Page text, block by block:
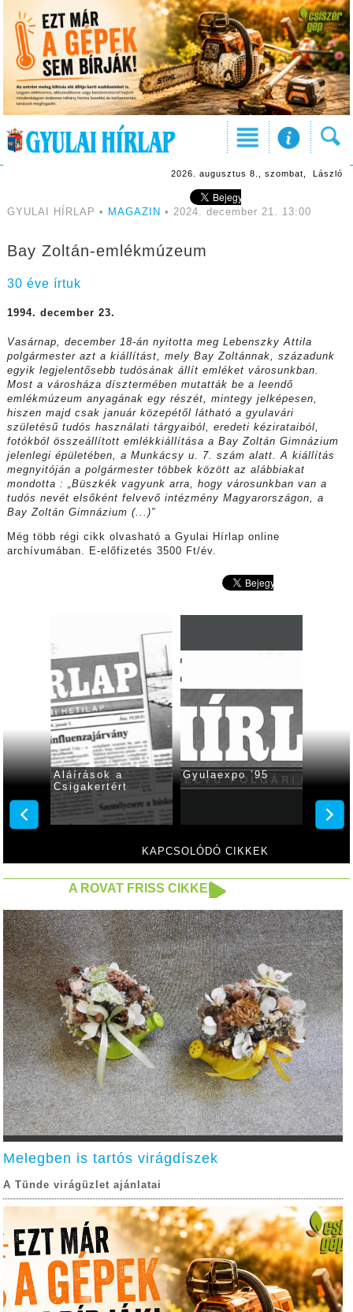
2026. augusztus 8., szombat, László
GYULAI HÍRLAP • MAGAZIN • 2024. december 21. 13:00
Bay Zoltán-emlékmúzeum
30 éve írtuk
1994. december 23.
Vasárnap, december 18-án nyitotta meg Lebenszky Attila
polgármester azt a kiállítást, mely Bay Zoltánnak, századunk
egyik legjelentősebb tudósának állít emléket városunkban.
Most a városháza dísztermében mutatták be a leendő
emlékmúzeum anyagának egy részét, mintegy jelképesen,
hiszen majd csak január közepétől látható a gyulavári
születésű tudós használati tárgyaiból, eredeti kézirataiból,
fotókból összeállított emlékkiállítása a Bay Zoltán Gimnázium
jelenlegi épületében, a Munkácsy u. 7. szám alatt. A kiállítás
megnyitóján a polgármester többek között az alábbiakat
mondotta : „Büszkék vagyunk arra, hogy városunkban van a
tudós nevét elsőként felvevő intézmény Magyarországon, a
Bay Zoltán Gimnázium (...)”
Még több régi cikk olvasható a Gyulai Hírlap online
archívumában. E-előfizetés 3500 Ft/év.
KAPCSOLÓDÓ CIKKEK
az
Aláírások a
Csigakertért
Gyulaexpo ’95
Zajlik
A ROVAT FRISS CIKKEI
Melegben is tartós virágdíszek
A Tünde virágüzlet ajánlatai